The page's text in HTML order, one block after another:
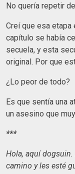
No quería repetir
Creí que esa etapa
capítulo se había
secuela, y esta
original. Por que
¿Lo peor de todo?
Es que sentía una
un asesino que
***
Hola, aquí
camino y les esté